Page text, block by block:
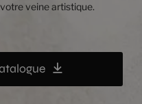
veine artistique.